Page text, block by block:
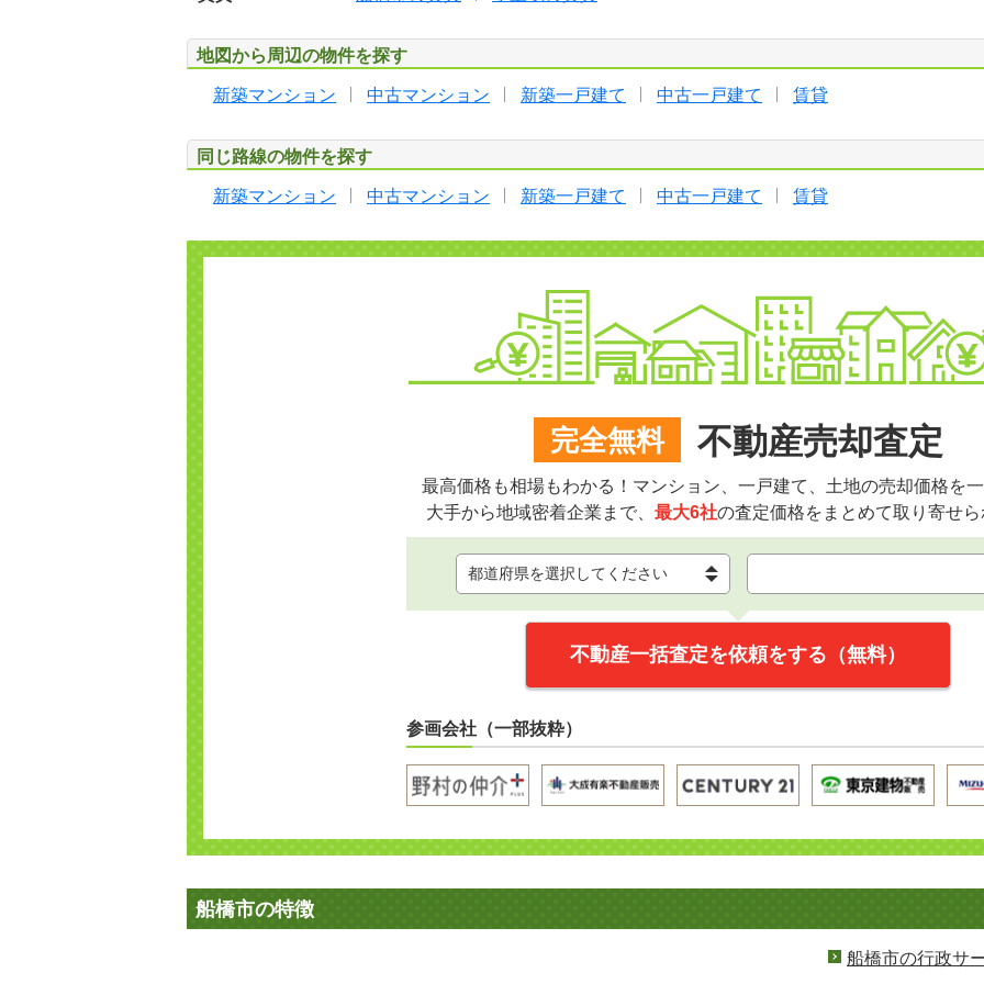
地図から周辺の物件を探す
新築マンション 中古マンション 新築一戸建て 中古一戸建て 賃貸
同じ路線の物件を探す
新築マンション 中古マンション 新築一戸建て 中古一戸建て 賃貸
完全無料 不動産売却査定
最高価格も相場もわかる！マンション、一戸建て、土地の売却価格を
大手から地域密着企業まで、 最大6社の査定価格をまとめて取り寄せ
不動産一括査定を依頼をする（無料）
参画会社（一部抜粋）
船橋市の特徴
船橋市の行政サ